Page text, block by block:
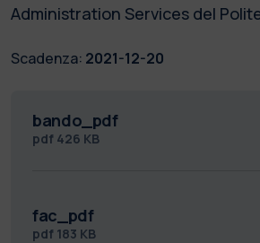
Administration Services del
Scadenza: 2021-12-20
bando_pdf
pdf 426 KB
fac_pdf
pdf 183 KB